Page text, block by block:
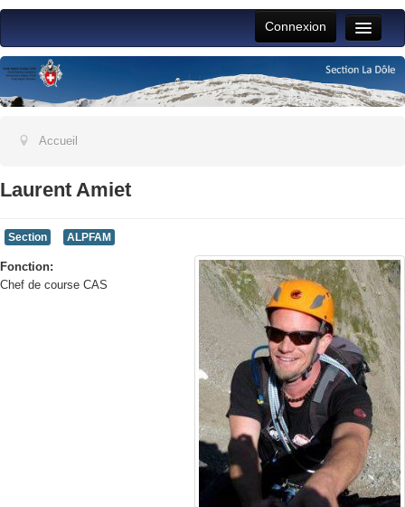
Toggle
Connexion
Accueil
Vie du club
Jeudistes
Aide
Accueil
Laurent Amiet
Section ALPFAM
Fonction:
Chef de course CAS